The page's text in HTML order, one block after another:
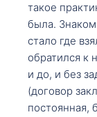
такое
была.
стало где
обратился к
и до, и без
(договор
постоянная,